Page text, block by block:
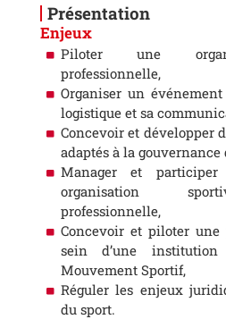
Présentation
Enjeux
Piloter une
professionnelle,
Organiser un
logistique et sa
Concevoir et développer
adaptés à la gouvernance
Manager et
organisation
professionnelle,
Concevoir et piloter
sein d’une
Mouvement Sportif,
Réguler les enjeux
du sport.